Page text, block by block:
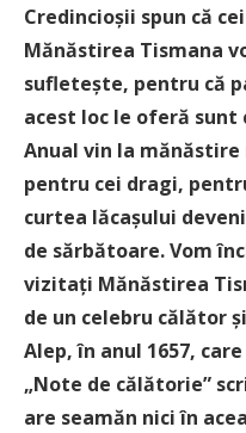
Credincioșii spun că
Mănăstirea Tismana
sufletește, pentru că
acest loc le oferă
Anual vin la
pentru cei dragi,
curtea lăcașului
de sărbătoare. Vom
vizitați Mănăstirea
de un celebru călător
Alep, în anul 1657,
„Note de călătorie”
are seamăn nici în